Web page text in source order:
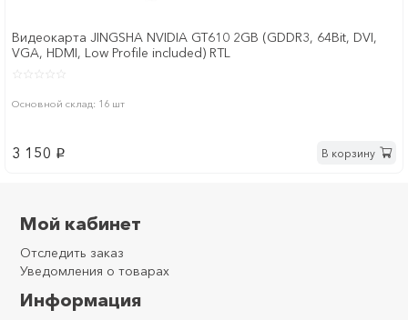
Видеокарта JINGSHA NVIDIA GT610 2GB (GDDR3, 64Bit, DVI,
VGA, HDMI, Low Profile included) RTL
Основной склад: 16 шт
3 150 p В корзину
Мой кабинет
Отследить заказ
Уведомления о товарах
Информация